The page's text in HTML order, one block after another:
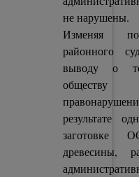
не нарушены.
Изменяя
районного
выводу о
обществу
результате
заготовке
древесины,